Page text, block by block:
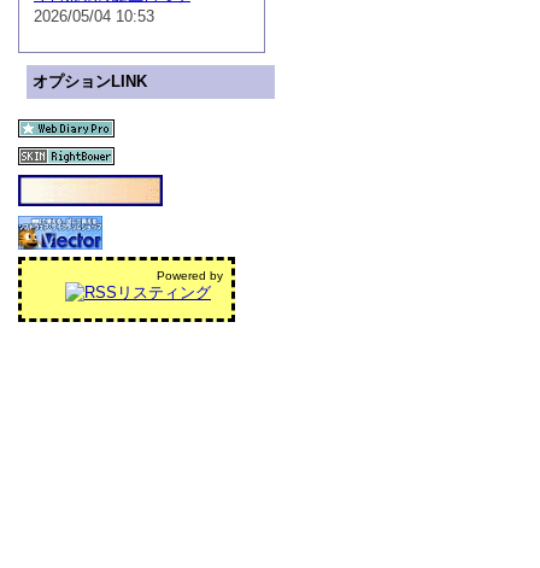
2026/05/04 10:53
オプションLINK
Powered by